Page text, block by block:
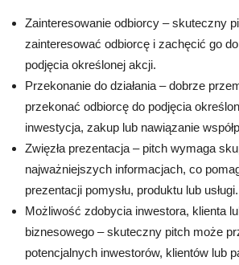
Zainteresowanie odbiorcy – skuteczny
zainteresować odbiorcę i zachęcić go
podjęcia określonej akcji.
Przekonanie do działania – dobrze
przekonać odbiorcę do podjęcia
inwestycja, zakup lub nawiązanie
Zwięzła prezentacja – pitch wymaga
najważniejszych informacjach, co
prezentacji pomysłu, produktu lub usługi.
Możliwość zdobycia inwestora, klienta
biznesowego – skuteczny pitch może
potencjalnych inwestorów, klientów lub